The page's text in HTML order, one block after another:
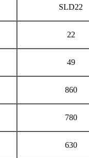
SLD22
22
49
860
780
630